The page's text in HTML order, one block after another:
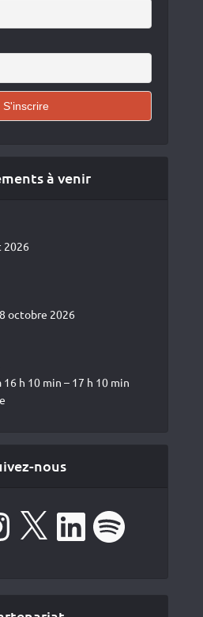
à venir
2026
octobre 2026
h 10 min – 17 h 10 min
nous
LinkedIn Spotify